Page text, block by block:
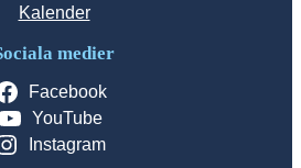
Kalender
medier
Facebook
YouTube
Instagram